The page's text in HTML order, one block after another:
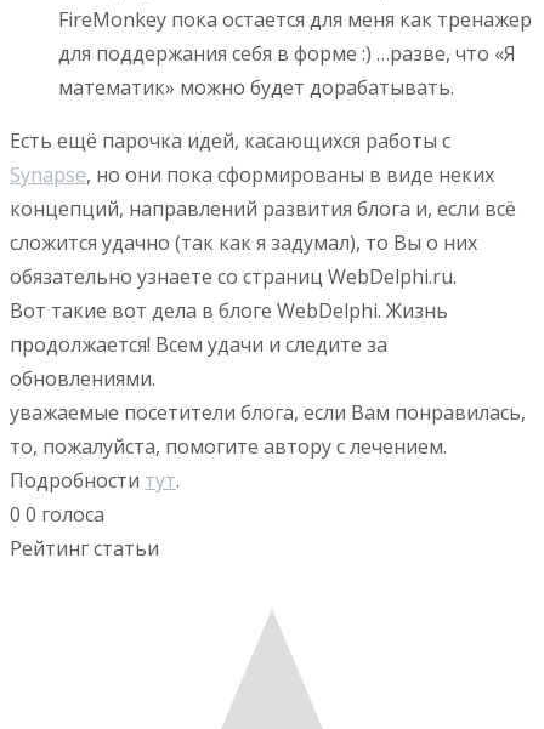
FireMonkey пока остается для меня как тренажер
для поддержания себя в форме :) …разве, что «Я
математик» можно будет дорабатывать.
Есть ещё парочка идей, касающихся работы с
Synapse, но они пока сформированы в виде неких
концепций, направлений развития блога и, если всё
сложится удачно (так как я задумал), то Вы о них
обязательно узнаете со страниц WebDelphi.ru.
Вот такие вот дела в блоге WebDelphi. Жизнь
продолжается! Всем удачи и следите за
обновлениями.
уважаемые посетители блога, если Вам понравилась,
то, пожалуйста, помогите автору с лечением.
Подробности тут.
0 0 голоса
Рейтинг статьи